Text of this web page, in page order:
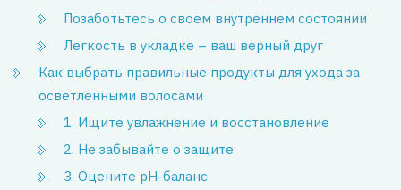
Позаботьтесь о своем внутреннем состоянии
Легкость в укладке – ваш верный друг
Как выбрать правильные продукты для ухода за
осветленными волосами
1. Ищите увлажнение и восстановление
2. Не забывайте о защите
3. Оцените pH-баланс